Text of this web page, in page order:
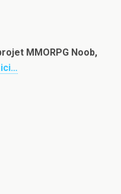
MMORPG Noob,
ici…